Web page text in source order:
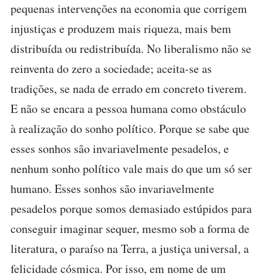
pequenas intervenções na economia que corrigem
injustiças e produzem mais riqueza, mais bem
distribuída ou redistribuída. No liberalismo não se
reinventa do zero a sociedade; aceita-se as
tradições, se nada de errado em concreto tiverem.
E não se encara a pessoa humana como obstáculo
à realização do sonho político. Porque se sabe que
esses sonhos são invariavelmente pesadelos, e
nenhum sonho político vale mais do que um só ser
humano. Esses sonhos são invariavelmente
pesadelos porque somos demasiado estúpidos para
conseguir imaginar sequer, mesmo sob a forma de
literatura, o paraíso na Terra, a justiça universal, a
felicidade cósmica. Por isso, em nome de um